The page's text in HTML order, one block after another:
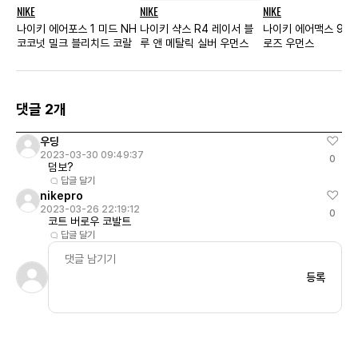
NIKE
나이키 에어포스 1 미드 NH
코코넛 밀크 블리치드 코랄
NIKE
나이키 샥스 R4 레이서 블
루 앤 메탈릭 실버 우먼스
NIKE
나이키 에어맥스 95
로즈 우먼스
댓글 2개
우딩
2023-03-30 09:49:37
덤보?
답글 달기
0
nikepro
2023-03-26 22:19:12
코트 버로우 코발트
답글 달기
0
등록